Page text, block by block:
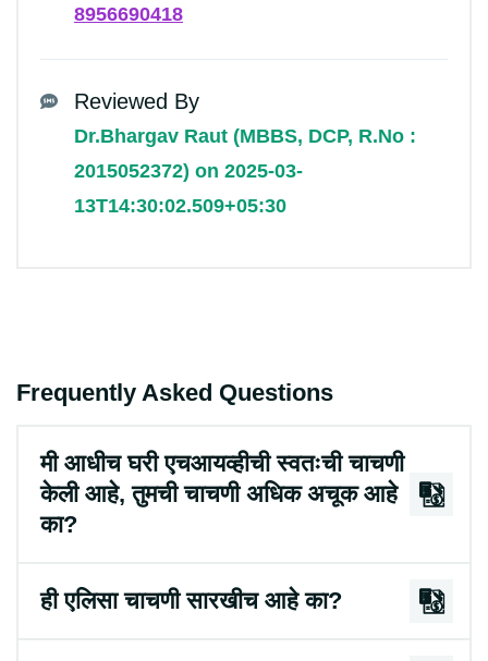
8956690418
Reviewed By
Dr.Bhargav Raut (MBBS, DCP, R.No :
2015052372) on 2025-03-
13T14:30:02.509+05:30
Frequently Asked Questions
मी आधीच घरी एचआयव्हीची स्वतःची चाचणी
केली आहे, तुमची चाचणी अधिक अचूक आहे
का?
ही एलिसा चाचणी सारखीच आहे का?